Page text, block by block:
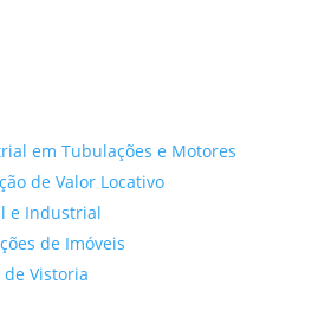
em Tubulações e Motores
de Valor Locativo
e Industrial
de Imóveis
de Vistoria